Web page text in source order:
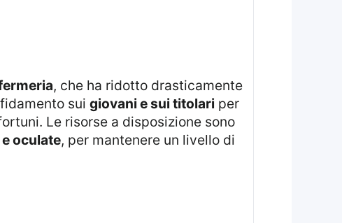
, che ha ridotto drasticamente
sui giovani e sui titolari per
Le risorse a disposizione sono
oculate, per mantenere un livello di